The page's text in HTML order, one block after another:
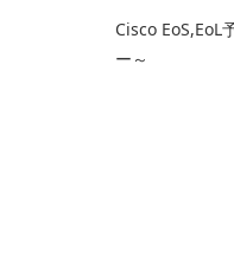
Cisco EoS,EoL
ー～